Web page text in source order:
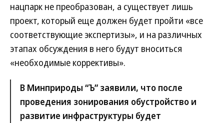
нацпарк не преобразован, а существует лишь
проект, который еще должен будет пройти «все
соответствующие экспертизы», и на различных
этапах обсуждения в него будут вноситься
«необходимые коррективы».
В Минприроды “Ъ” заявили, что после
проведения зонирования обустройство и
развитие инфраструктуры будет